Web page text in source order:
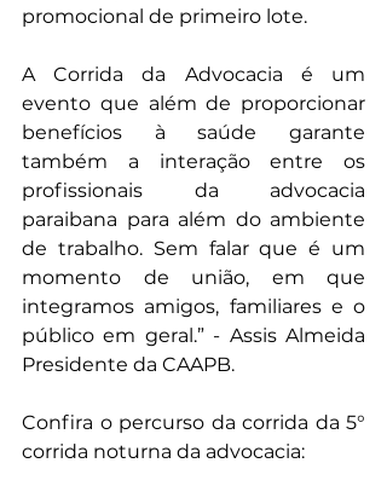
promocional de primeiro lote.
A Corrida da Advocacia é um
evento que além de proporcionar
benefícios à saúde garante
também a interação entre os
profissionais da advocacia
paraibana para além do ambiente
de trabalho. Sem falar que é um
momento de união, em que
integramos amigos, familiares e o
público em geral.” - Assis Almeida
Presidente da CAAPB.
Confira o percurso da corrida da 5°
corrida noturna da advocacia: